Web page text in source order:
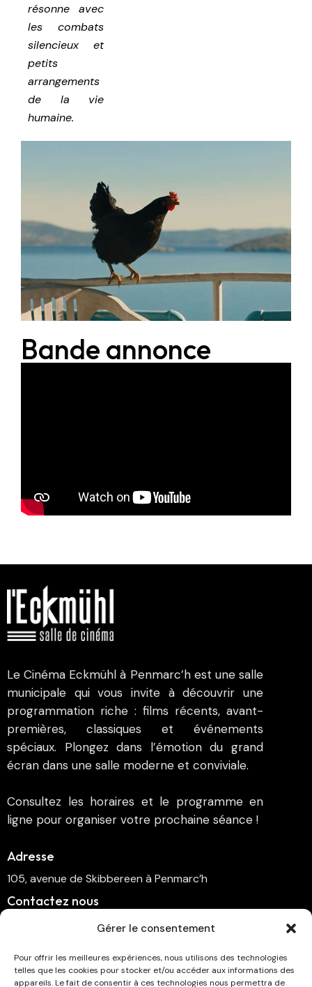
Gérer le consentement
Pour offrir les meilleures expériences, nous utilisons des technologies
telles que les cookies pour stocker et/ou accéder aux informations des
appareils. Le fait de consentir à ces technologies nous permettra de
résonne avec
les combats
silencieux et
petits
arrangements
de la vie
humaine.
Bande annonce
Le Cinéma Eckmühl à Penmarc’h est une salle
municipale qui vous invite à découvrir une
programmation riche : films récents, avant-
premières, classiques et événements
spéciaux. Plongez dans l’émotion du grand
écran dans une salle moderne et conviviale.
Consultez les horaires et le programme en
ligne pour organiser votre prochaine séance !
Adresse
105, avenue de Skibbereen à Penmarc’h
Contactez nous
cinema.penmarch@orange.fr